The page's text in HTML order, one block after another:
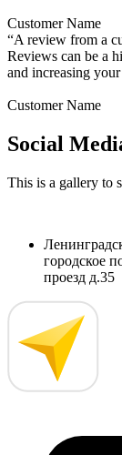
Customer Name
“A review from a
Reviews can be a
and increasing
Customer Name
Social
This is a gallery to
городское
проезд д.35